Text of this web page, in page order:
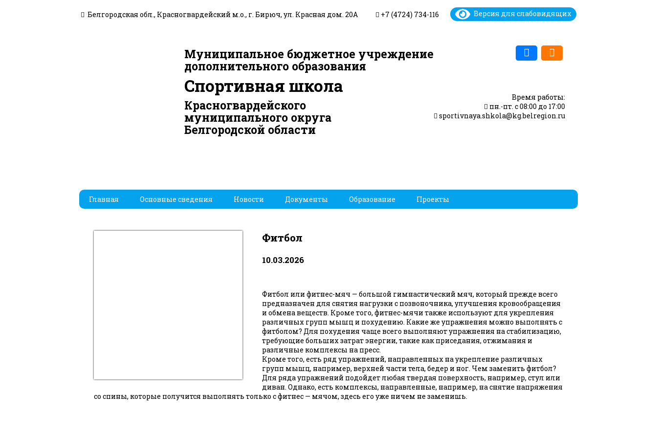
Белгородская обл., Красногвардейский м.о., г. Бирюч, ул. Красная дом. 20А +7 (4724) 734-116 Версия для слабовидящих
Муниципальное бюджетное учреждение
дополнительного образования
Спортивная школа
Красногвардейского
муниципального округа
Белгородской области
Время работы:
пн.-пт. с 08:00 до 17:00
sportivnaya.shkola@kg.belregion.ru
Главная Основные сведения Новости Документы Образование Проекты
Фитбол
10.03.2026
Фитбол или фитнес-мяч — большой гимнастический мяч, который прежде всего
предназначен для снятия нагрузки с позвоночника, улучшения кровообращения
и обмена веществ. Кроме того, фитнес-мячи также используют для укрепления
различных групп мышц и похудению. Какие же упражнения можно выполнять с
фитболом? Для похудения чаще всего выполняют упражнения на стабилизацию,
требующие больших затрат энергии, такие как приседания, отжимания и
различные комплексы на пресс.
Кроме того, есть ряд упражнений, направленных на укрепление различных
групп мышц, например, верхней части тела, бедер и ног. Чем заменить фитбол?
Для ряда упражнений подойдет любая твердая поверхность, например, стул или
диван. Однако, есть комплексы, направленные, например, на снятие напряжения
со спины, которые получится выполнять только с фитнес — мячом, здесь его уже ничем не заменишь.